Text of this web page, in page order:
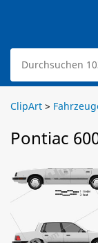
ClipArt >
Pontiac